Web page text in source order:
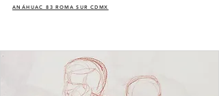
​ANÁHUAC 83 ROMA SUR CDMX